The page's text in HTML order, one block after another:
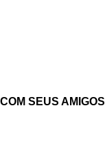
SEUS AMIGOS